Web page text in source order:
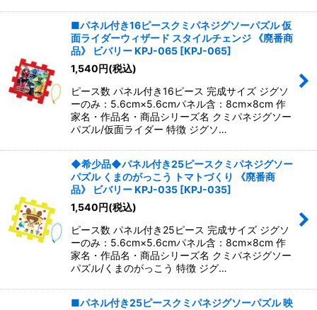
■パネル付き16ピースクミパネジグソーパズル 仮
面ライダーウィザード スタイルチェンジ 《廃番商
品》 ビバリー KPJ-065 [KPJ-065]
1,540円(税込)
ピース数 パネル付き16ピース 完成サイズ ジグソ
ーのみ：5.6cm×5.6cmパネル含：8cm×8cm 作
家名・作品名・商品シリーズ名 クミパネジグソー
パズル/仮面ライダー 特徴 ジグソ…
◆希少品◆パネル付き25ピースクミパネジグソー
パズル くまのがっこう トマトづくり 《廃番商
品》 ビバリー KPJ-035 [KPJ-035]
1,540円(税込)
ピース数 パネル付き25ピース 完成サイズ ジグソ
ーのみ：5.6cm×5.6cmパネル含：8cm×8cm 作
家名・作品名・商品シリーズ名 クミパネジグソー
パズル/くまのがっこう 特徴 ジグ…
■パネル付き25ピースクミパネジグソーパズル 映